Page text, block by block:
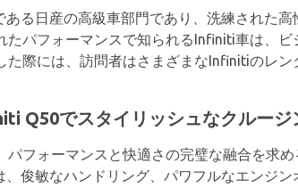
る日産の高級車部門であり、洗練された
パフォーマンスで知られるInfiniti車は、
た際には、訪問者はさまざまなInfinitiのレ
Q50でスタイリッシュなクルージ
フォーマンスと快適さの完璧な融合を求
俊敏なハンドリング、パワフルなエンジ